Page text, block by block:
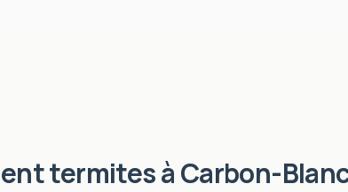
termitesàCarbon-